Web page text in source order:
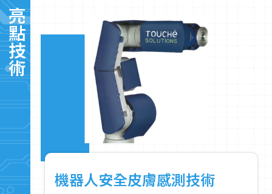
亮點技術
機器人安全皮膚感測技術